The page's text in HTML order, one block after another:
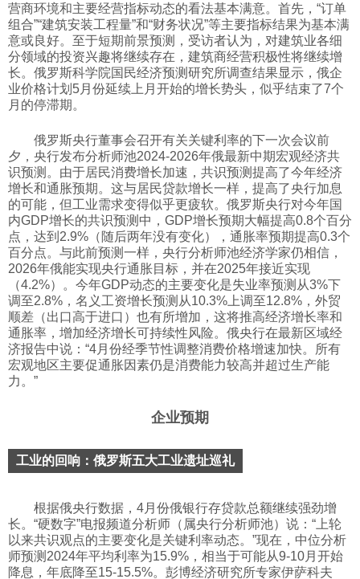
营商环境和主要经营指标动态的看法基本满意。首先，“订单
组合”“建筑安装工程量”和“财务状况”等主要指标结果为基本满
意或良好。至于短期前景预测，受访者认为，对建筑业各细
分领域的投资兴趣将继续存在，建筑商经营积极性将继续增
长。俄罗斯科学院国民经济预测研究所调查结果显示，俄企
业价格计划5月份延续上月开始的增长势头，似乎结束了7个
月的停滞期。
俄罗斯央行董事会召开有关关键利率的下一次会议前
夕，央行发布分析师池2024-2026年俄最新中期宏观经济共
识预测。由于居民消费增长加速，共识预测提高了今年经济
增长和通胀预期。这与居民贷款增长一样，提高了央行加息
的可能，但工业需求变得似乎更疲软。俄罗斯央行对今年国
内GDP增长的共识预测中，GDP增长预期大幅提高0.8个百分
点，达到2.9%（随后两年没有变化），通胀率预期提高0.3个
百分点。与此前预测一样，央行分析师池经济学家仍相信，
2026年俄能实现央行通胀目标，并在2025年接近实现
（4.2%）。今年GDP动态的主要变化是失业率预测从3%下
调至2.8%，名义工资增长预测从10.3%上调至12.8%，外贸
顺差（出口高于进口）也有所增加，这将推高经济增长率和
通胀率，增加经济增长可持续性风险。俄央行在最新区域经
济报告中说：“4月份经季节性调整消费价格增速加快。所有
宏观地区主要促通胀因素仍是消费能力较高并超过生产能
力。”
企业预期
工业的回响：俄罗斯五大工业遗址巡礼
根据俄央行数据，4月份俄银行存贷款总额继续强劲增
长。“硬数字”电报频道分析师（属央行分析师池）说：“上轮
以来共识观点的主要变化是关键利率动态。”现在，中位分析
师预测2024年平均利率为15.9%，相当于可能从9-10月开始
降息，年底降至15-15.5%。彭博经济研究所专家伊萨科夫